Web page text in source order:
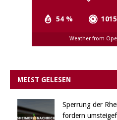
54 %
Weather from
MEIST GELESEN
Sperrung der
fordern